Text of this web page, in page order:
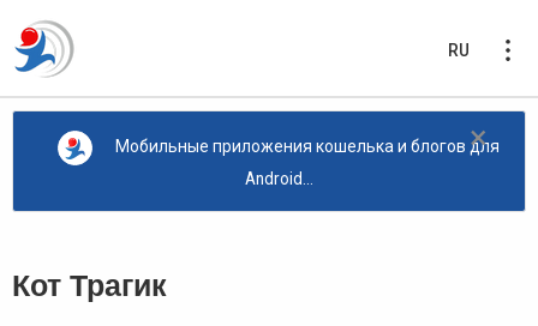
RU
×
Мобильные приложения кошелька и блогов для
Android...
Кот Трагик